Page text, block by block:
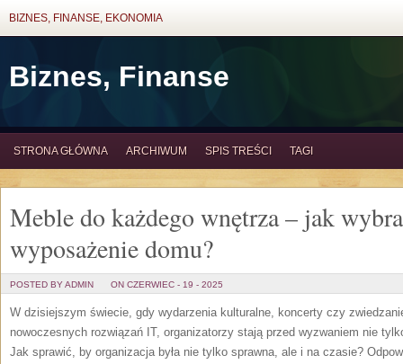
BIZNES, FINANSE, EKONOMIA
Biznes, Finanse
STRONA GŁÓWNA ARCHIWUM SPIS TREŚCI TAGI
Meble do każdego wnętrza – jak
wyposażenie domu?
POSTED BY ADMIN ON CZERWIEC - 19 - 2025
W dzisiejszym świecie, gdy wydarzenia kulturalne, koncerty czy
nowoczesnych rozwiązań IT, organizatorzy stają przed wyzwaniem nie
Jak sprawić, by organizacja była nie tylko sprawna, ale i na czasie?